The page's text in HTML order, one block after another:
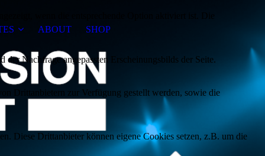
ABOUT SHOP
wenn die entsprechende Option aktiviert ist. Die
Nachfrage angepassten Erscheinungsbilds der Seite.
Drittanbietern zur Verfügung gestellt werden, sowie die
Diese Drittanbieter können eigene Cookies setzen, z.B. um die